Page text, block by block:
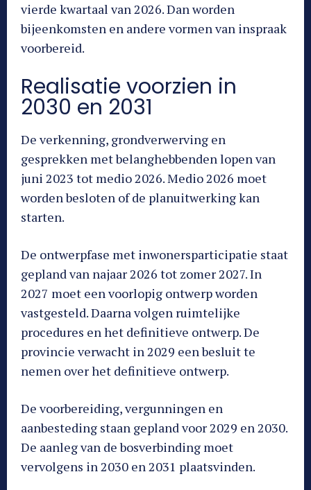
vierde kwartaal van 2026. Dan worden
bijeenkomsten en andere vormen van inspraak
voorbereid.
Realisatie voorzien in
2030 en 2031
De verkenning, grondverwerving en
gesprekken met belanghebbenden lopen van
juni 2023 tot medio 2026. Medio 2026 moet
worden besloten of de planuitwerking kan
starten.
De ontwerpfase met inwonersparticipatie staat
gepland van najaar 2026 tot zomer 2027. In
2027 moet een voorlopig ontwerp worden
vastgesteld. Daarna volgen ruimtelijke
procedures en het definitieve ontwerp. De
provincie verwacht in 2029 een besluit te
nemen over het definitieve ontwerp.
De voorbereiding, vergunningen en
aanbesteding staan gepland voor 2029 en 2030.
De aanleg van de bosverbinding moet
vervolgens in 2030 en 2031 plaatsvinden.